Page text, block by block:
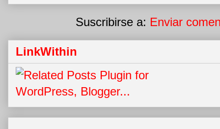
Suscribirse a: Enviar
LinkWithin